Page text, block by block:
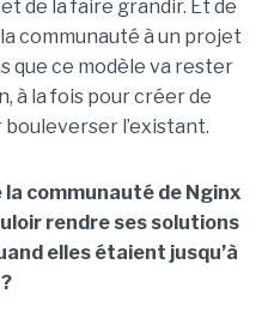
de la faire grandir. Et de
communauté à un projet
que ce modèle va rester
à la fois pour créer de
l’existant.
la communauté de Nginx
rendre ses solutions
elles étaient jusqu’à